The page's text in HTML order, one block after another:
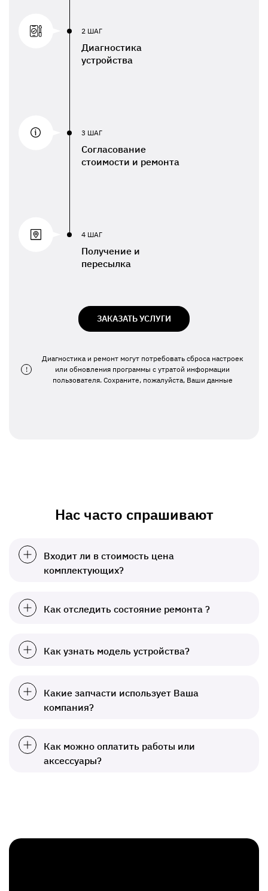
2 ШАГ
Диагностика
устройства
3 ШАГ
Согласование
стоимости и ремонта
4 ШАГ
Получение и
пересылка
ЗАКАЗАТЬ УСЛУГИ
!
Диагностика и ремонт могут потребовать сброса настроек
или обновления программы с утратой информации
пользователя. Сохраните, пожалуйста, Ваши данные
Нас часто спрашивают
Входит ли в стоимость цена
комплектующих?
Как отследить состояние ремонта ?
Как узнать модель устройства?
Какие запчасти использует Ваша
компания?
Как можно оплатить работы или
аксессуары?